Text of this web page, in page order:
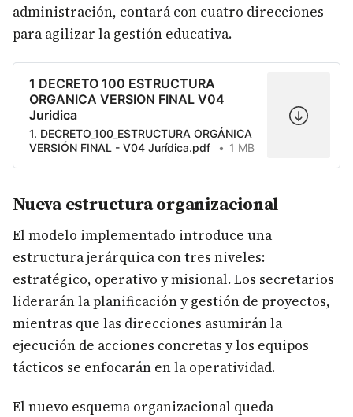
administración, contará con cuatro direcciones
para agilizar la gestión educativa.
1 DECRETO 100 ESTRUCTURA
ORGANICA VERSION FINAL V04
Juridica
1. DECRETO_100_ESTRUCTURA ORGÁNICA
VERSIÓN FINAL - V04 Jurídica.pdf
1 MB
Nueva estructura organizacional
El modelo implementado introduce una
estructura jerárquica con tres niveles:
estratégico, operativo y misional. Los secretarios
liderarán la planificación y gestión de proyectos,
mientras que las direcciones asumirán la
ejecución de acciones concretas y los equipos
tácticos se enfocarán en la operatividad.
El nuevo esquema organizacional queda